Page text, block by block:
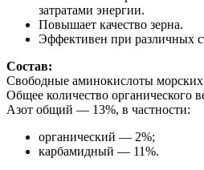
затратами энергии.
Повышает качество зерна.
Эффективен при различных
Состав:
Свободные аминокислоты
Общее количество органического
Азот общий — 13%, в частности:
органический — 2%;
карбамидный — 11%.